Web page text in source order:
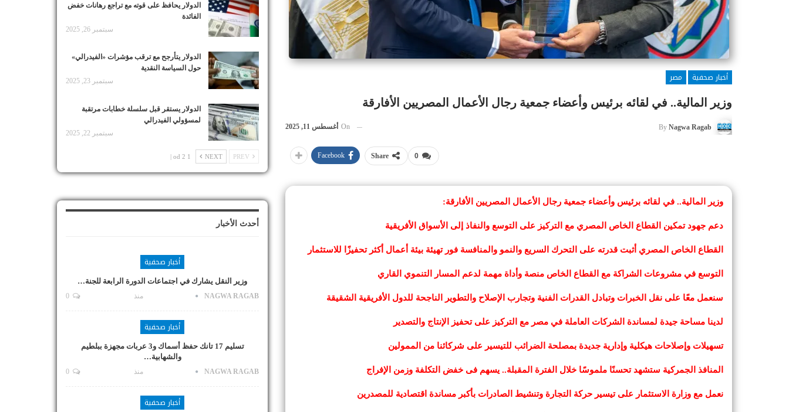
أخبار صحفية
مصر
وزير المالية.. في لقائه برئيس وأعضاء جمعية رجال الأعمال المصريين الأفارقة
By Nagwa Ragab
On أغسطس 11, 2025
0
Share
Facebook
وزير المالية.. في لقائه برئيس وأعضاء جمعية رجال الأعمال المصريين الأفارقة:
دعم جهود تمكين القطاع الخاص المصري مع التركيز على التوسع والنفاذ إلى الأسواق الأفريقية
القطاع الخاص المصري أثبت قدرته على التحرك السريع والنمو والمنافسة فور تهيئة بيئة أعمال أكثر تحفيزًا للاستثمار
التوسع في مشروعات الشراكة مع القطاع الخاص منصة وأداة مهمة لدعم المسار التنموي القاري
سنعمل معًا على نقل الخبرات وتبادل القدرات الفنية وتجارب الإصلاح والتطوير الناجحة للدول الأفريقية الشقيقة
لدينا مساحة جيدة لمساندة الشركات العاملة في مصر مع التركيز على تحفيز الإنتاج والتصدير
تسهيلات وإصلاحات هيكلية وإدارية جديدة بمصلحة الضرائب للتيسير على شركائنا من الممولين
المنافذ الجمركية ستشهد تحسنًا ملموسًا خلال الفترة المقبلة.. يسهم فى خفض التكلفة وزمن الإفراج
نعمل مع وزارة الاستثمار على تيسير حركة التجارة وتنشيط الصادرات بأكبر مساندة اقتصادية للمصدرين
الدولار يحافظ على قوته مع تراجع رهانات خفض
الفائدة
سبتمبر 26, 2025
الدولار يتأرجح مع ترقب مؤشرات «الفيدرالي»
حول السياسة النقدية
سبتمبر 23, 2025
الدولار يستقر قبل سلسلة خطابات مرتقبة
لمسؤولي الفيدرالي
سبتمبر 22, 2025
NEXT
1 od 2 |
أحدث الأخبار
أخبار صحفية
وزير النقل يشارك في اجتماعات الدورة الرابعة للجنة…
NAGWA RAGAB منذ
أخبار صحفية
تسليم 17 تانك حفظ أسماك و3 عربات مجهزة ببلطيم
والشهابية…
NAGWA RAGAB منذ
أخبار صحفية